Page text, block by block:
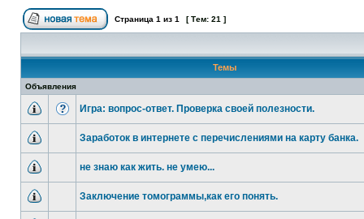
Страница 1 из 1 [ Тем: 21 ]
Темы
Объявления
Игра: вопрос-ответ. Проверка своей полезности.
Заработок в интернете с перечислениями на карту банка.
не знаю как жить. не умею...
Заключение томограммы,как его понять.